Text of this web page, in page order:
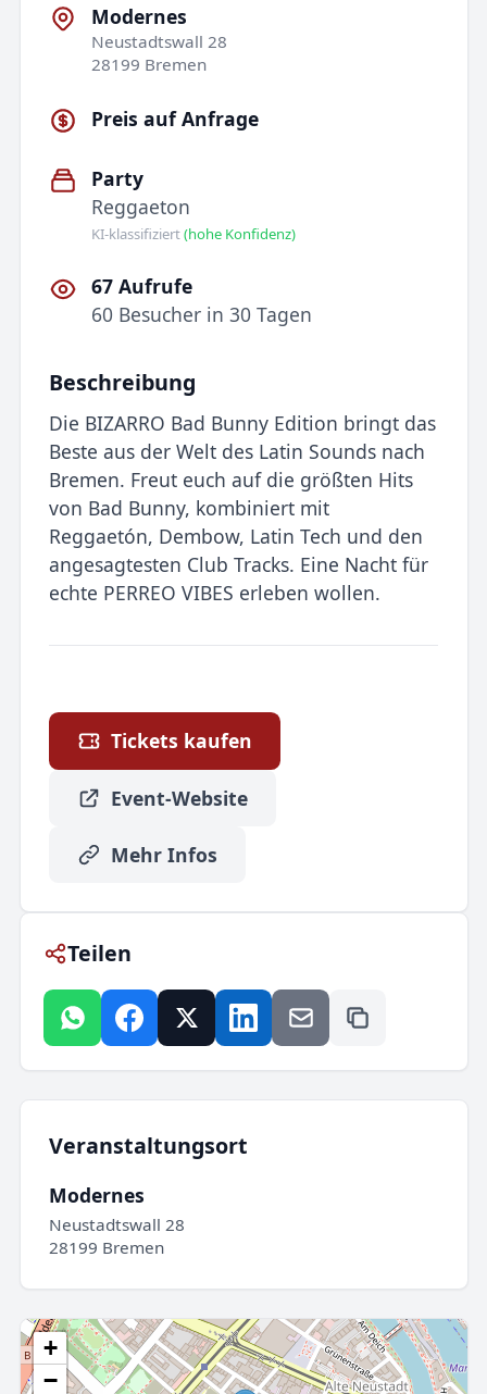
Modernes
Neustadtswall 28
28199 Bremen
Preis auf Anfrage
Party
Reggaeton
KI-klassifiziert(hohe Konfidenz)
67 Aufrufe
60 Besucher in 30 Tagen
Beschreibung
Die BIZARRO Bad Bunny Edition bringt das
Beste aus der Welt des Latin Sounds nach
Bremen. Freut euch auf die größten Hits
von Bad Bunny, kombiniert mit
Reggaetón, Dembow, Latin Tech und den
angesagtesten Club Tracks. Eine Nacht für
echte PERREO VIBES erleben wollen.
Tickets kaufen
Event-Website
Mehr Infos
Teilen
Veranstaltungsort
Modernes
Neustadtswall 28
28199 Bremen
+
−